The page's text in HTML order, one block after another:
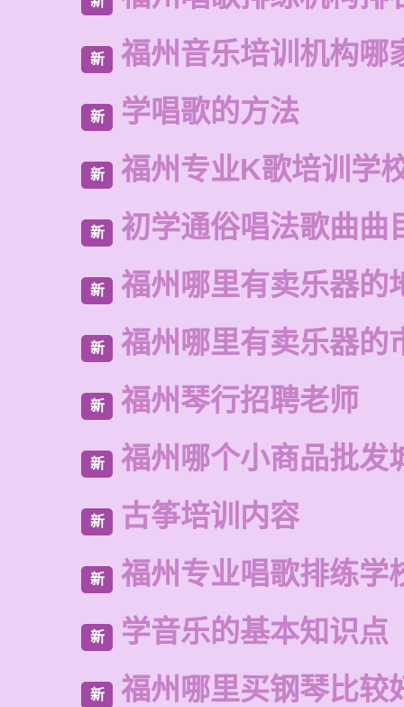
新 福州音乐培训机构哪
新 学唱歌的方法
新 福州专业K歌培训学
新 初学通俗唱法歌曲曲
新 福州哪里有卖乐器的
新 福州哪里有卖乐器的
新 福州琴行招聘老师
新 福州哪个小商品批发
新 古筝培训内容
新 福州专业唱歌排练学
新 学音乐的基本知识点
新 福州哪里买钢琴比较